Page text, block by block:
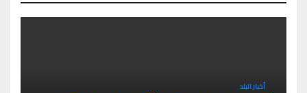
أخبار البلد